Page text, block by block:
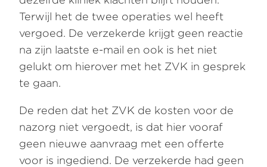
Terwijl het de twee operaties wel heeft
vergoed. De verzekerde krijgt geen reactie
na zijn laatste e-mail en ook is het niet
gelukt om hierover met het ZVK in gesprek
te gaan.
De reden dat het ZVK de kosten voor de
nazorg niet vergoedt, is dat hier vooraf
geen nieuwe aanvraag met een offerte
voor is ingediend. De verzekerde had geen